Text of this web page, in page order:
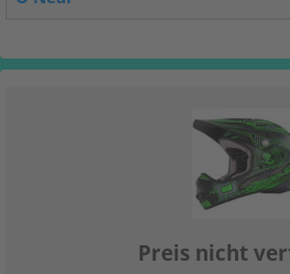
Preis nicht